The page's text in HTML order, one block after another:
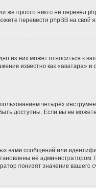
же просто никто не перевёл
перевести phpBB на
из них может относиться к
известно как «аватара» и
четырёх
доступны. Если вы не
вами сообщений или
её
понизят значение вашего